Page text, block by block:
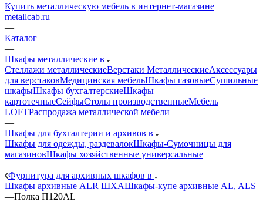
Купить металлическую мебель в интернет-магазине
metallcab.ru
—
Каталог
—
Шкафы металлические в
Стеллажи металлическиеВерстаки МеталлическиеАксессуары
для верстаковМедицинская мебельШкафы газовыеСушильные
шкафыШкафы бухгалтерскиеШкафы
картотечныеСейфыСтолы производственныеМебель
LOFTРаспродажа металлической мебели
—
Шкафы для бухгалтерии и архивов в
Шкафы для одежды, раздевалокШкафы-Сумочницы для
магазиновШкафы хозяйственные универсальные
—
Фурнитура для архивных шкафов в
Шкафы архивные ALR ШХАШкафы-купе архивные AL, ALS
—Полка П120AL